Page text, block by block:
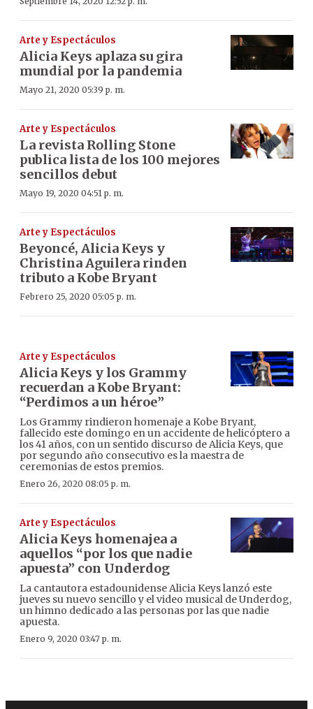
Arte y Espectáculos
Alicia Keys aplaza su gira
mundial por la pandemia
Mayo 21, 2020 05:39 p. m.
Arte y Espectáculos
La revista Rolling Stone
publica lista de los 100 mejores
sencillos debut
Mayo 19, 2020 04:51 p. m.
Arte y Espectáculos
Beyoncé, Alicia Keys y
Christina Aguilera rinden
tributo a Kobe Bryant
Febrero 25, 2020 05:05 p. m.
Arte y Espectáculos
Alicia Keys y los Grammy
recuerdan a Kobe Bryant:
“Perdimos a un héroe”
Los Grammy rindieron homenaje a Kobe Bryant,
fallecido este domingo en un accidente de helicóptero a
los 41 años, con un sentido discurso de Alicia Keys, que
por segundo año consecutivo es la maestra de
ceremonias de estos premios.
Enero 26, 2020 08:05 p. m.
Arte y Espectáculos
Alicia Keys homenajea a
aquellos “por los que nadie
apuesta” con Underdog
La cantautora estadounidense Alicia Keys lanzó este
jueves su nuevo sencillo y el video musical de Underdog,
un himno dedicado a las personas por las que nadie
apuesta.
Enero 9, 2020 03:47 p. m.